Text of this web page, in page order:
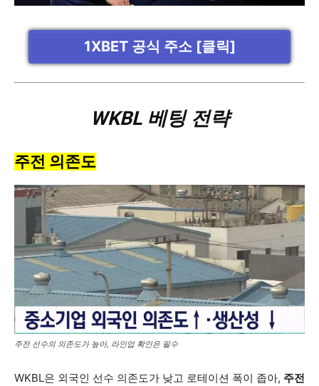
1XBET 공식 주소 [클릭]
WKBL 베팅 전략
주전 의존도
주전 선수의 의존도가 높아, 라인업 확인은 필수
WKBL은 외국인 선수 의존도가 낮고 로테이션 폭이 좁아, 주전